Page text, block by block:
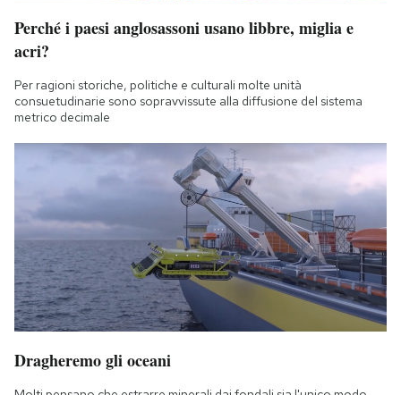
Perché i paesi anglosassoni usano libbre, miglia e
acri?
Per ragioni storiche, politiche e culturali molte unità
consuetudinarie sono sopravvissute alla diffusione del sistema
metrico decimale
Dragheremo gli oceani